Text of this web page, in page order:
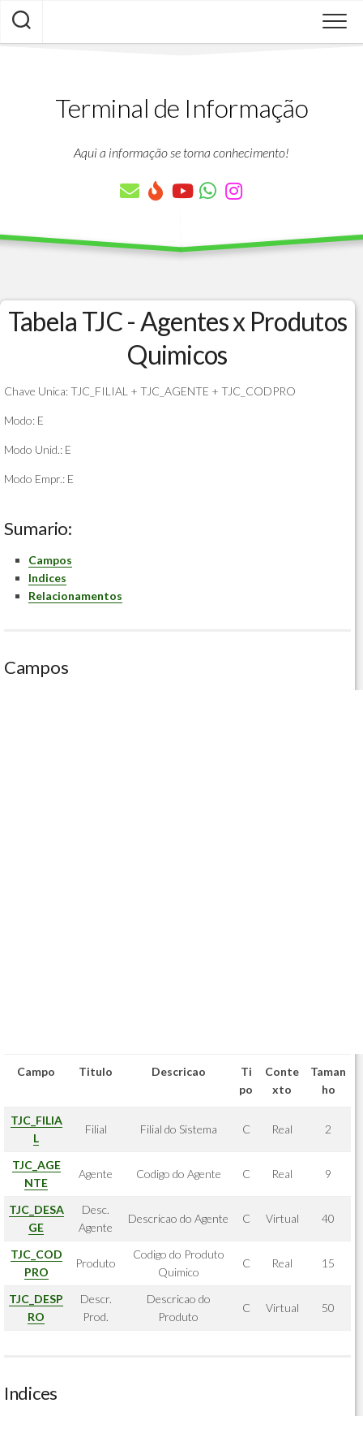
Skip
content
Terminal de Informação
Aqui a informação se torna conhecimento!
Tabela TJC - Agentes x Produtos
Quimicos
Chave Unica: TJC_FILIAL + TJC_AGENTE + TJC_CODPRO
Modo: E
Modo Unid.: E
Modo Empr.: E
Sumario:
Campos
Indices
Relacionamentos
Campos
Campo Titulo Descricao
Ti
po
Conte
xto
Taman
ho
TJC_FILIA
L
Filial Filial do Sistema C Real 2
TJC_AGE
NTE
Agente Codigo do Agente C Real 9
TJC_DESA
GE
Desc.
Agente
Descricao do Agente C Virtual 40
TJC_COD
PRO
Produto
Codigo do Produto
Quimico
C Real 15
TJC_DESP
RO
Descr.
Prod.
Descricao do
Produto
C Virtual 50
Indices